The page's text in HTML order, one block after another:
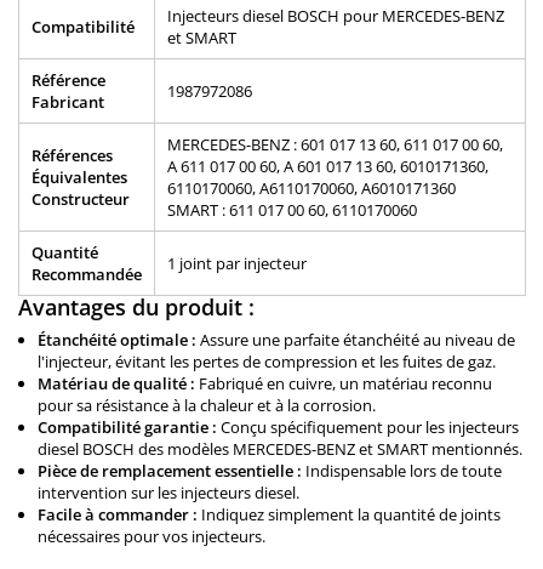
Compatibilité
Injecteurs diesel BOSCH pour MERCEDES-BENZ
et SMART
Référence
Fabricant
1987972086
Références
Équivalentes
Constructeur
MERCEDES-BENZ : 601 017 13 60, 611 017 00 60,
A 611 017 00 60, A 601 017 13 60, 6010171360,
6110170060, A6110170060, A6010171360
SMART : 611 017 00 60, 6110170060
Quantité
Recommandée
1 joint par injecteur
Avantages du produit :
Étanchéité optimale : Assure une parfaite étanchéité au niveau de
l'injecteur, évitant les pertes de compression et les fuites de gaz.
Matériau de qualité : Fabriqué en cuivre, un matériau reconnu
pour sa résistance à la chaleur et à la corrosion.
Compatibilité garantie : Conçu spécifiquement pour les injecteurs
diesel BOSCH des modèles MERCEDES-BENZ et SMART mentionnés.
Pièce de remplacement essentielle : Indispensable lors de toute
intervention sur les injecteurs diesel.
Facile à commander : Indiquez simplement la quantité de joints
nécessaires pour vos injecteurs.